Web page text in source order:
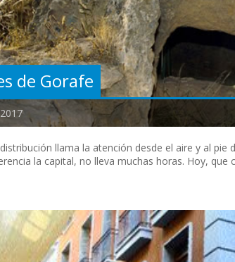
de Gorafe
llama la atención desde el aire y al pie
la capital, no lleva muchas horas. Hoy, que